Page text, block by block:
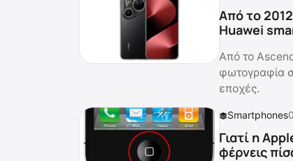
Από το
Huawei
Από το
φωτογραφία
εποχές.
Smartphones
Γιατί η
φέρνεις